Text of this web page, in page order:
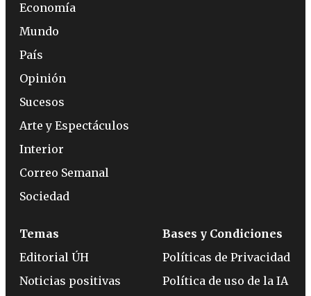
Economía
Mundo
País
Opinión
Sucesos
Arte y Espectáculos
Interior
Correo Semanal
Sociedad
Temas
Editorial ÚH
Noticias positivas
Bases y Condiciones
Políticas de Privacidad
Política de uso de la IA